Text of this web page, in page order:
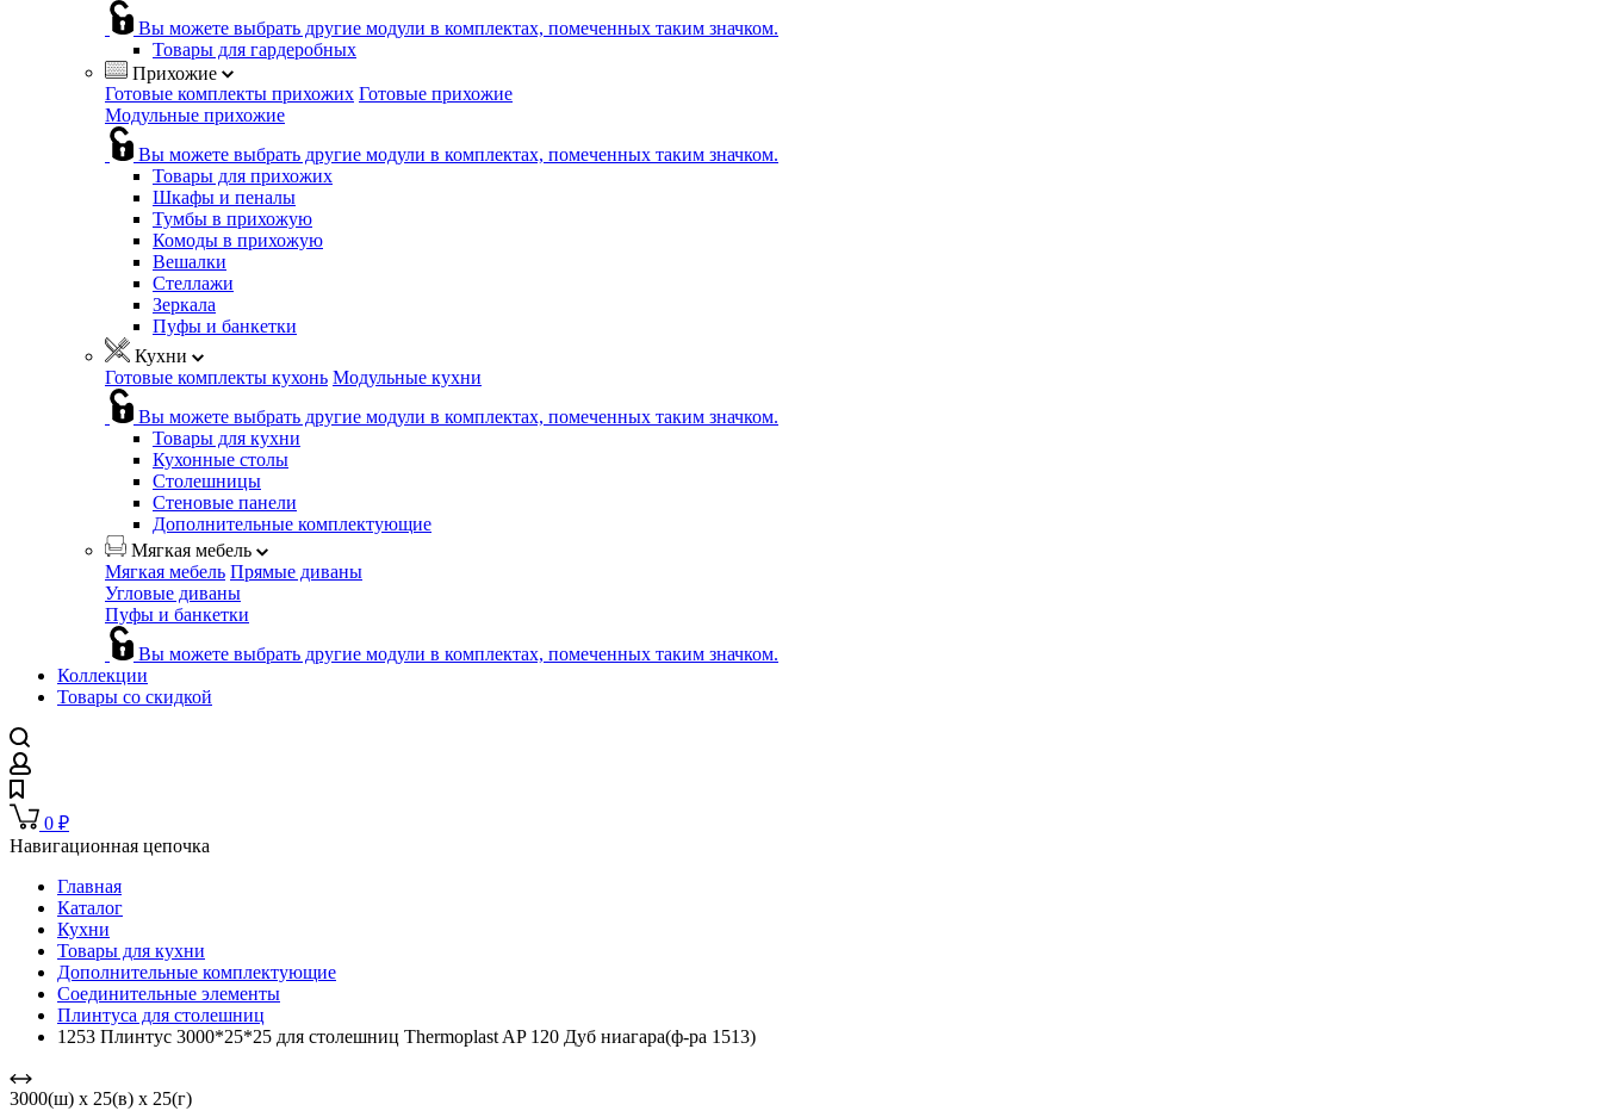
Вы можете выбрать другие модули в комплектах, помеченных таким значком.
Товары для гардеробных
Прихожие
Готовые комплекты прихожих Готовые прихожие
Модульные прихожие
Вы можете выбрать другие модули в комплектах, помеченных таким значком.
Товары для прихожих
Шкафы и пеналы
Тумбы в прихожую
Комоды в прихожую
Вешалки
Стеллажи
Зеркала
Пуфы и банкетки
Кухни
Готовые комплекты кухонь Модульные кухни
Вы можете выбрать другие модули в комплектах, помеченных таким значком.
Товары для кухни
Кухонные столы
Столешницы
Стеновые панели
Дополнительные комплектующие
Мягкая мебель
Мягкая мебель Прямые диваны
Угловые диваны
Пуфы и банкетки
Вы можете выбрать другие модули в комплектах, помеченных таким значком.
Коллекции
Товары со скидкой
0 ₽
Навигационная цепочка
Главная
Каталог
Кухни
Товары для кухни
Дополнительные комплектующие
Соединительные элементы
Плинтуса для столешниц
1253 Плинтус 3000*25*25 для столешниц Thermoplast AP 120 Дуб ниагара(ф-ра 1513)
3000(ш) x 25(в) x 25(г)